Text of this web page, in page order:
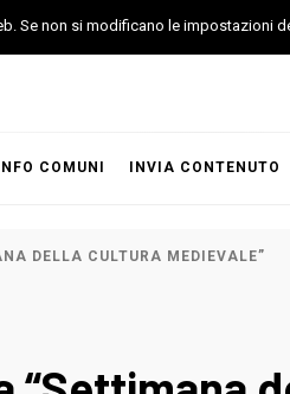
INFO COMUNI INVIA CONTENUTO
DELLA CULTURA MEDIEVALE”
Se non si modificano le impostazioni